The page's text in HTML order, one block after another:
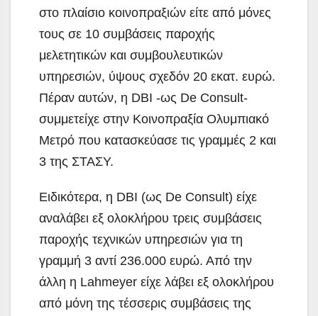
στο πλαίσιο κοινοπραξιών είτε από μόνες
τους σε 10 συμβάσεις παροχής
μελετητικών και συμβουλευτικών
υπηρεσιών, ύψους σχεδόν 20 εκατ. ευρώ.
Πέραν αυτών, η DBI -ως De Consult-
συμμετείχε στην Κοινοπραξία Ολυμπιακό
Μετρό που κατασκεύασε τις γραμμές 2 και
3 της ΣΤΑΣΥ.
Ειδικότερα, η DBI (ως De Consult) είχε
αναλάβει εξ ολοκλήρου τρεις συμβάσεις
παροχής τεχνικών υπηρεσιών για τη
γραμμή 3 αντί 236.000 ευρώ. Από την
άλλη η Lahmeyer είχε λάβει εξ ολοκλήρου
από μόνη της τέσσερις συμβάσεις της